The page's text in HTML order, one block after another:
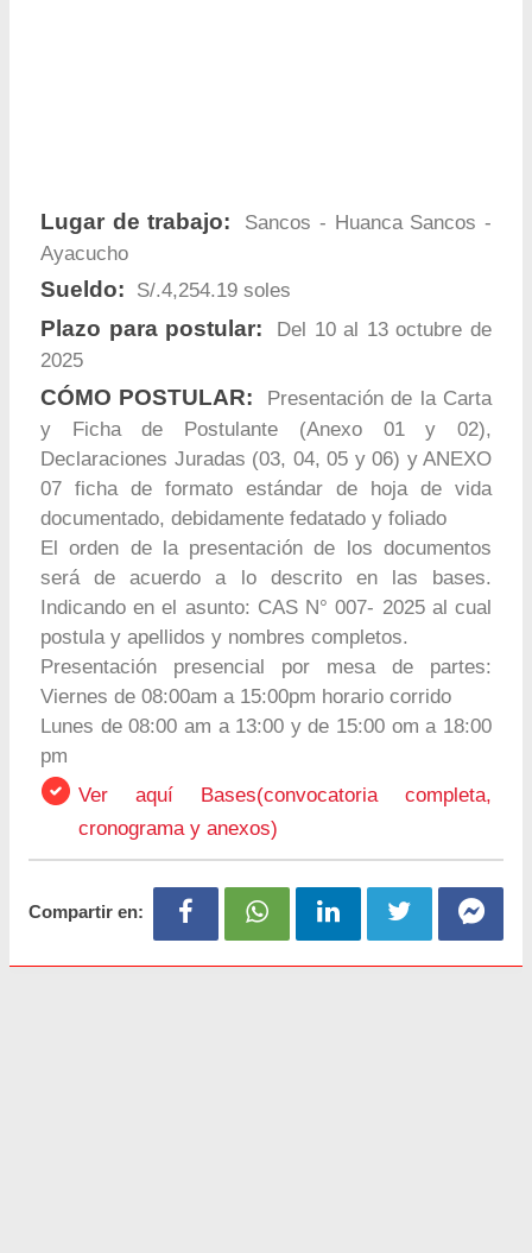
Lugar de trabajo:
Sancos - Huanca Sancos -
Ayacucho
Sueldo: S/.4,254.19 soles
Plazo para postular:
Del 10 al 13 octubre de
2025
CÓMO POSTULAR:
Presentación de la Carta
y Ficha de Postulante (Anexo 01 y 02),
Declaraciones Juradas (03, 04, 05 y 06) y ANEXO
07 ficha de formato estándar de hoja de vida
documentado, debidamente fedatado y foliado
El orden de la presentación de los documentos
será de acuerdo a lo descrito en las bases.
Indicando en el asunto: CAS N° 007- 2025 al cual
postula y apellidos y nombres completos.
Presentación presencial por mesa de partes:
Viernes de 08:00am a 15:00pm horario corrido
Lunes de 08:00 am a 13:00 y de 15:00 om a 18:00
pm
Ver aquí Bases(convocatoria completa,
cronograma y anexos)
Compartir en: